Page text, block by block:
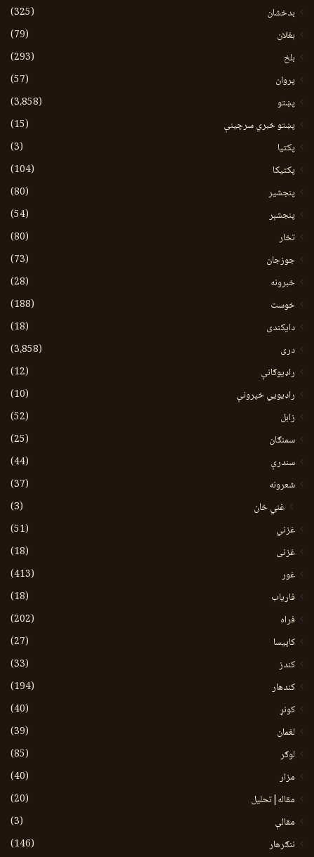
بدخشان
(325)
بغلان
(79)
بلخ
(293)
پروان
(57)
پښتو
(3،858)
پښتو خبري سرچينې
(15)
پکتيا
(3)
پکتیکا
(104)
پنجشیر
(80)
پنجشېر
(54)
تخار
(80)
جوزجان
(73)
خبرونه
(28)
خوست
(188)
دایکندی
(18)
دری
(3،858)
راډیوګانې
(12)
راډیويي خپرونې
(10)
زابل
(52)
سمنګان
(25)
سندرې
(44)
شعرونه
(37)
غني خان
(3)
غزني
(51)
غزنی
(18)
غور
(413)
فاریاب
(18)
فراه
(202)
کاپیسا
(27)
کندز
(33)
کندهار
(194)
کونړ
(40)
لغمان
(39)
لوګر
(85)
مزار
(40)
مقاله|تحلیل
(20)
مقالې
(3)
ننګرهار
(146)